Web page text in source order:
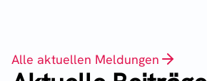
Alle aktuellen Meldungen